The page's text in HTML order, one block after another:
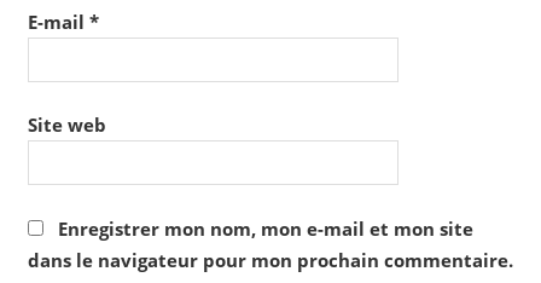
E-mail *
Site web
Enregistrer mon nom, mon e-mail et mon site
dans le navigateur pour mon prochain commentaire.